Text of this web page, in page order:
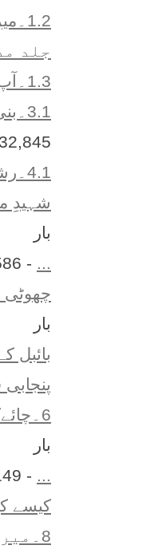
1.2۔میری امّی
جلد
1.3۔آپ بیتی
3.1۔بنی اسراءیل اور ریاست ...
32,845 بار
4.1۔رشتۂ ازدواج
شہیدِ
بار
- 29,586 بار
چھوٹی
بار
بائبل
6۔چائےکی تاریخ فوائد و نق...
بار
- 25,149 بار
کیسے
8۔میرےدیگرمضامین